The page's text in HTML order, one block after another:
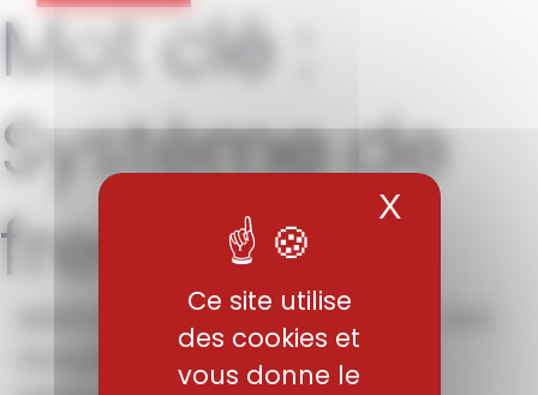
Panneau de gestion des cookies
Ce site utilise
des cookies et
vous donne le
X
Mot clé :
Système de
freinage
MARVAL18 – Aciers maraging non
inoxydables